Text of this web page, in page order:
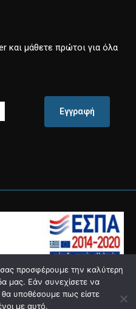
και μάθετε πρώτοι για όλα
Εγγραφή
Α.Ε.
προσφέρουμε την καλύτερη
μας. Εάν συνεχίσετε να
θα υποθέσουμε πως είστε
με αυτό.